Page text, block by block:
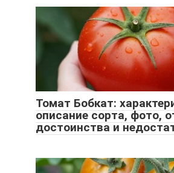
Томат Бобкат:
описание сорта, фото,
достоинства и